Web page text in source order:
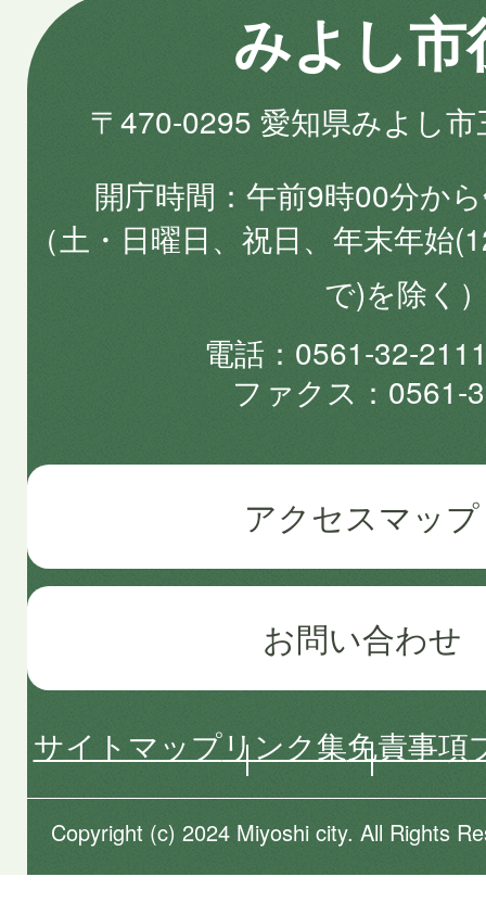
みよし市
〒470-0295 愛知県みよし
開庁時間
午前9時00分か
（土・日曜日、祝日、年末年始
で)を除く
電話
0561-32-
ファクス
0561-
アクセスマップ
お問い合わせ
サイトマップリンク集免責事項
Copyright (c) 2024 Miyoshi city. All Rights